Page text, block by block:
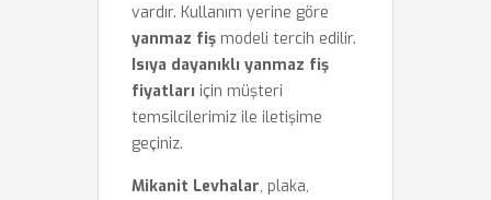
vardır. Kullanım yerine göre
yanmaz fiş modeli tercih edilir.
Isıya dayanıklı yanmaz fiş
fiyatları için müşteri
temsilcilerimiz ile iletişime
geçiniz.
Mikanit Levhalar, plaka,